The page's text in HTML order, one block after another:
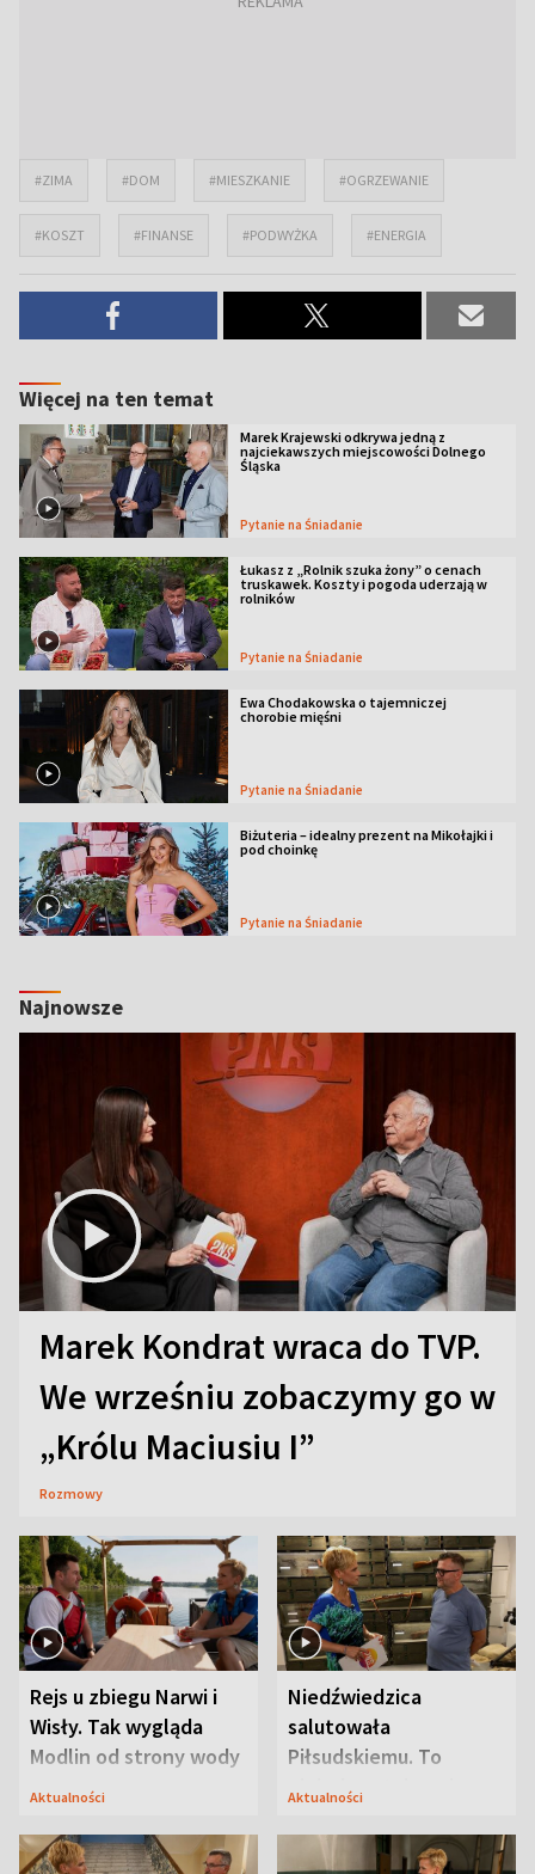
#ZIMA #DOM #MIESZKANIE #OGRZEWANIE
#KOSZT #FINANSE #PODWYŻKA #ENERGIA
Więcej na ten temat
Marek Krajewski odkrywa jedną z
najciekawszych miejscowości Dolnego
Śląska
Pytanie na Śniadanie
Łukasz z „Rolnik szuka żony” o cenach
truskawek. Koszty i pogoda uderzają w
rolników
Pytanie na Śniadanie
Ewa Chodakowska o tajemniczej
chorobie mięśni
Pytanie na Śniadanie
Biżuteria – idealny prezent na Mikołajki i
pod choinkę
Pytanie na Śniadanie
Najnowsze
Marek Kondrat wraca do TVP.
We wrześniu zobaczymy go w
„Królu Maciusiu I”
Rozmowy
Rejs u zbiegu Narwi i
Wisły. Tak wygląda
Modlin od strony wody
Aktualności
Niedźwiedzica
salutowała
Piłsudskiemu. To
niejedyna tajemnica
Aktualności